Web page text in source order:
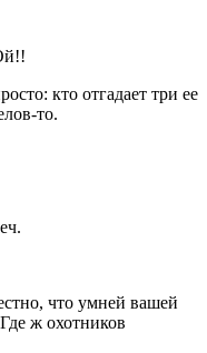
кто отгадает три ее
то.
что умней вашей
ж охотников